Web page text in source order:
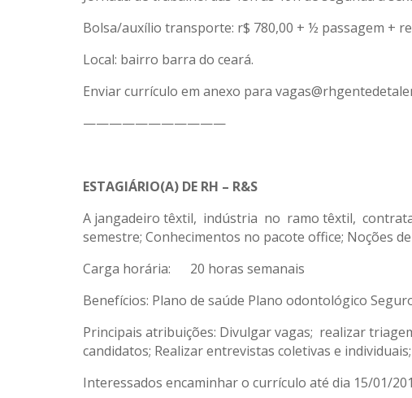
Bolsa/auxílio transporte: r$ 780,00 + ½ passagem +
Local: bairro barra do ceará.
Enviar currículo em anexo para
———————————
ESTAGIÁRIO(A) DE RH – R&S
A jangadeiro têxtil, indústria no ramo têxtil,
semestre; Conhecimentos no pacote office; Noções
Carga horária: 20 horas semanais
Benefícios: Plano de saúde Plano odontológico
Principais atribuições: Divulgar vagas; realizar
candidatos; Realizar entrevistas coletivas e
Interessados encaminhar o currículo até dia 15/01/